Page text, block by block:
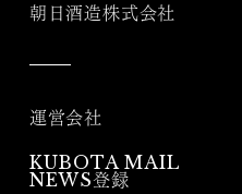
朝日酒造株式会社
運営会社
KUBOTA MAIL
NEWS登録